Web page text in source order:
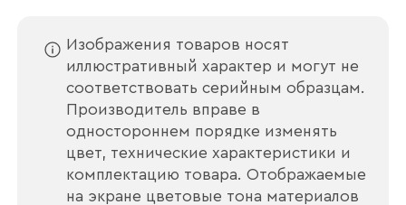
Изображения товаров носят
иллюстративный характер и могут не
соответствовать серийным образцам.
Производитель вправе в
одностороннем порядке изменять
цвет, технические характеристики и
комплектацию товара. Отображаемые
на экране цветовые тона материалов